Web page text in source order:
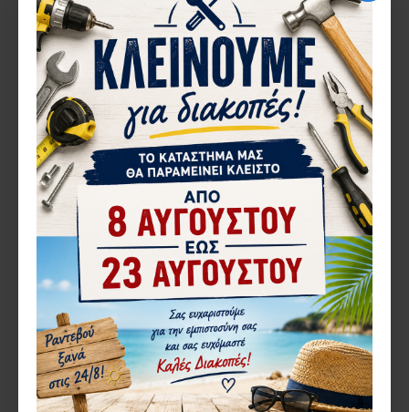
Einhell 503.4462010
ΕΚΚΕΝΤΡΟ ΤΡΙΒΕΙΟ
ΜΠΑΤΑΡΙΑΣ (ΜΟΝΟ ΣΩΜΑ)
EINHELL TE-RS 18 LI 4462010
68,43€
ΚΑΛΆΘΙ
Αγορά
Einhell 503.3417011
ΕΚΧΙΟΝΙΣΤΙΚΟ ΜΠΑΤΑΡΙΑΣ
EINHELL GE-ST 36/40 LI E-
SOLO 3417011
214,30€
ΚΑΛΆΘΙ
Αγορά
1-10 ΗΜΈΡΕΣ ΚΑΤΌΠΙΝ ΠΑΡΑΓΓΕΛΊΑΣ